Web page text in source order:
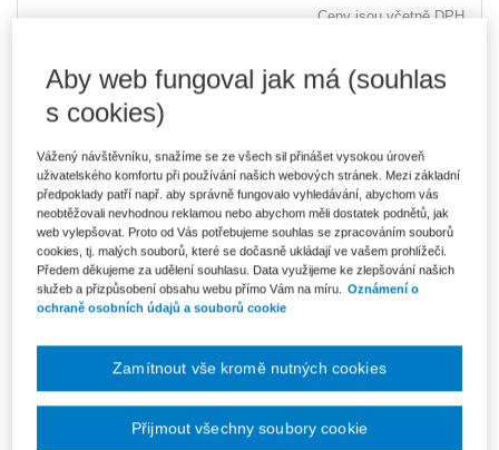
Ceny jsou včetně DPH
JUDr. Dominik Brůha, Ph.D.
Typ akce
Datum 01.07.2024
Místo konání ONLINE - Microsoft Teams
Webinář se již konal. Jeho záznam
Některé změny z nedávné velké novely zákoníku práce ještě
nestihly nabýt účinnosti a MPSV již pracuje na další transpoziční
novele, která by měla být platná v polovině roku. Novele se
nevyhne ani zákon o zaměstnanosti a změn se dočkají také
Aby web fungoval jak má (souhlas
s cookies)
Vážený návštěvníku, snažíme se ze všech sil přinášet vysokou úroveň
uživatelského komfortu při používání našich webových stránek. Mezi základní
předpoklady patří např. aby správně fungovalo vyhledávání, abychom vás
neobtěžovali nevhodnou reklamou nebo abychom měli dostatek podnětů, jak
web vylepšovat. Proto od Vás potřebujeme souhlas se zpracováním souborů
cookies, tj. malých souborů, které se dočasně ukládají ve vašem prohlížeči.
Předem děkujeme za udělení souhlasu. Data využijeme ke zlepšování našich
služeb a přizpůsobení obsahu webu přímo Vám na míru. Oznámení o
ochraně osobních údajů a souborů cookie
Zamítnout vše kromě nutných cookies
Přijmout všechny soubory cookie